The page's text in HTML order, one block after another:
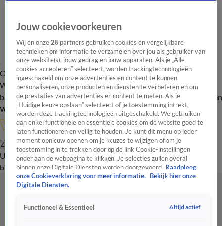
Overzicht Onze programma's Uitzendingen Onze gezichten
In de
WandelgangenInterviewsUitzending
bijwonenPodcastShopVeelgestelde vragenKijkersvraag insturen
Volg Vandaag Inside
Zoeken
UitzendingenVandaag InsideDe OranjezomerShopUitzending
bijwonen
Jouw cookievoorkeuren
Wij en onze28 partners gebruiken cookies en vergelijkbare
technieken om informatie te verzamelen over jou als gebruiker van
onze website(s), jouw gedrag en jouw apparaten. Als je „Alle
cookies accepteren” selecteert, worden trackingtechnologieën
ingeschakeld om onze advertenties en content te kunnen
personaliseren, onze producten en diensten te verbeteren en om
de prestaties van advertenties en content te meten. Als je
„Huidige keuze opslaan” selecteert of je toestemming intrekt,
worden deze trackingtechnologieën uitgeschakeld. We gebruiken
dan enkel functionele en essentiële cookies om de website goed te
laten functioneren en veilig te houden. Je kunt dit menu op ieder
moment opnieuw openen om je keuzes te wijzigen of om je
toestemming in te trekken door op de link Cookie-instellingen
onder aan de webpagina te klikken. Je selecties zullen overal
binnen onze Digitale Diensten worden doorgevoerd. Raadpleeg
onze Cookieverklaring voor meer informatie.
Bekijk hier onze
Digitale Diensten.
Functioneel & Essentieel Altijd actief